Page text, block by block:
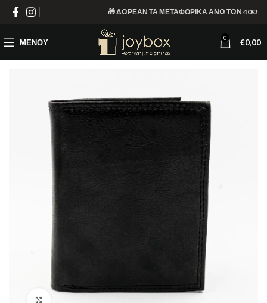
🎁 ΔΩΡΕΑΝ ΤΑ ΜΕΤΑΦΟΡΙΚΑ ΑΝΩ ΤΩΝ 40€!
ΜΕΝΟΎ 0 €0,00